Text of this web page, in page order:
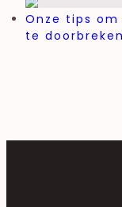
Onze tips
te